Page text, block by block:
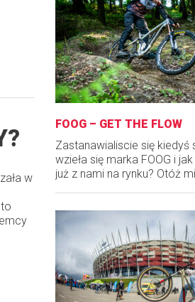
w
FOOG – GET THE FLOW
Zastanawialiscie się kiedyś
wzieła się marka FOOG i
już z nami na rynku? Otóż